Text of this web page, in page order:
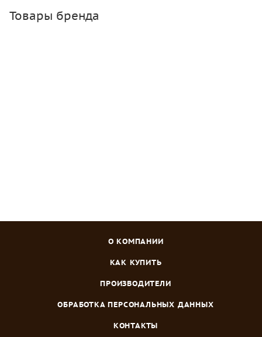
Товары бренда
О КОМПАНИИ
КАК КУПИТЬ
ПРОИЗВОДИТЕЛИ
ОБРАБОТКА ПЕРСОНАЛЬНЫХ ДАННЫХ
КОНТАКТЫ